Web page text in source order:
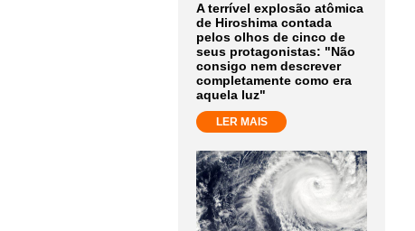
A terrível explosão atômica
de Hiroshima contada
pelos olhos de cinco de
seus protagonistas: "Não
consigo nem descrever
completamente como era
aquela luz"
LER MAIS